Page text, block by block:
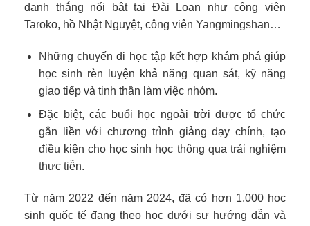
danh thắng nổi bật tại Đài Loan như công viên
Taroko, hồ Nhật Nguyệt, công viên Yangmingshan…
Những chuyến đi học tập kết hợp khám phá giúp
học sinh rèn luyện khả năng quan sát, kỹ năng
giao tiếp và tinh thần làm việc nhóm.
Đặc biệt, các buổi học ngoài trời được tổ chức
gắn liền với chương trình giảng dạy chính, tạo
điều kiện cho học sinh học thông qua trải nghiệm
thực tiễn.
Từ năm 2022 đến năm 2024, đã có hơn 1.000 học
sinh quốc tế đang theo học dưới sự hướng dẫn và